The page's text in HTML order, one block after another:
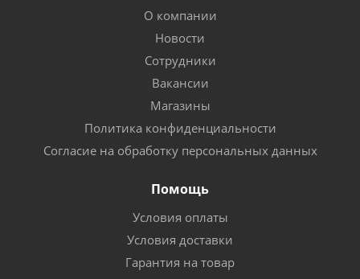
О компании
Новости
Сотрудники
Вакансии
Магазины
Политика конфиденциальности
Согласие на обработку персональных данных
Помощь
Условия оплаты
Условия доставки
Гарантия на товар